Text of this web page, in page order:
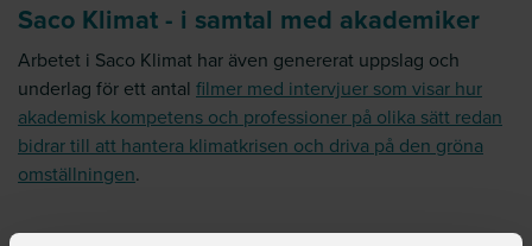
Saco Klimat - i samtal med akademiker
Arbetet i Saco Klimat har även genererat uppslag och
underlag för ett antal filmer med intervjuer som visar hur
akademisk kompetens och professioner på olika sätt redan
bidrar till att hantera klimatkrisen och driva på den gröna
omställningen.